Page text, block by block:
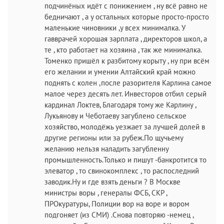
подчинёных идёт с понижением , ну всё равно не
бедничают , а у остальных которые просто-просто
маленькие чиновники ,у всех минималка. У
гавврачей хорошая зарплата , директоров школ, а
те , кто работает на хозяина , так же минималка.
Томенко пришёл к разбитому корыту , ну при всём
его желании и умении Алтайский край можно
поднять с колен ,после разорителя Карлина самое
малое через десять лет. Инвесторов отбил серый
кардинал Локтев, Благодаря тому же Карлину ,
Лукьянову и Чеботаеву загублено сельское
хозяйство, молодёжь уезжает за лучшей долей в
другие регионы или за рубеж.По щучьему
желанию нельзя наладить загубленну
промышленность.Только и пишут -банкротится то
элеватор , то свинокомплекс , то распоследний
заводик.Ну и где взять деньги ? В Москве
министры воры , генералы ФСБ, СКР ,
ПРОкуратуры, Полиции вор на воре и вором
подгоняет (из СМИ) .Снова повторяю -немец ,